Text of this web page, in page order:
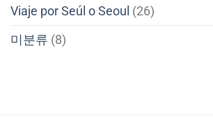
Viaje por Seúl o Seoul (26)
미분류 (8)